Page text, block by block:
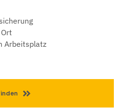
Arbeitsplatz